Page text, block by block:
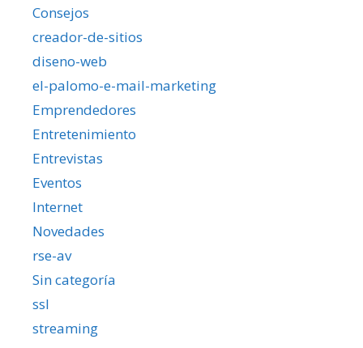
Consejos
creador-de-sitios
diseno-web
el-palomo-e-mail-marketing
Emprendedores
Entretenimiento
Entrevistas
Eventos
Internet
Novedades
rse-av
Sin categoría
ssl
streaming